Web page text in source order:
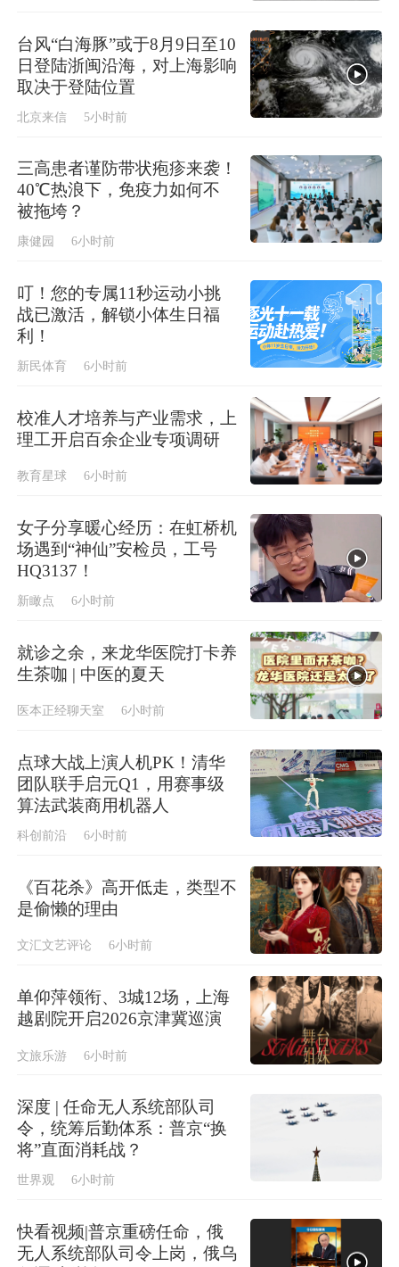
台风“白海豚”或于8月9日至10
日登陆浙闽沿海，对上海影响
取决于登陆位置
北京来信 5小时前
三高患者谨防带状疱疹来袭！
40℃热浪下，免疫力如何不
被拖垮？
康健园 6小时前
叮！您的专属11秒运动小挑
战已激活，解锁小体生日福
利！
新民体育 6小时前
校准人才培养与产业需求，上
理工开启百余企业专项调研
教育星球 6小时前
女子分享暖心经历：在虹桥机
场遇到“神仙”安检员，工号
HQ3137！
新瞰点 6小时前
就诊之余，来龙华医院打卡养
生茶咖 | 中医的夏天
医本正经聊天室 6小时前
点球大战上演人机PK！清华
团队联手启元Q1，用赛事级
算法武装商用机器人
科创前沿 6小时前
《百花杀》高开低走，类型不
是偷懒的理由
文汇文艺评论 6小时前
单仰萍领衔、3城12场，上海
越剧院开启2026京津冀巡演
文旅乐游 6小时前
深度 | 任命无人系统部队司
令，统筹后勤体系：普京“换
将”直面消耗战？
世界观 6小时前
快看视频|普京重磅任命，俄
无人系统部队司令上岗，俄乌